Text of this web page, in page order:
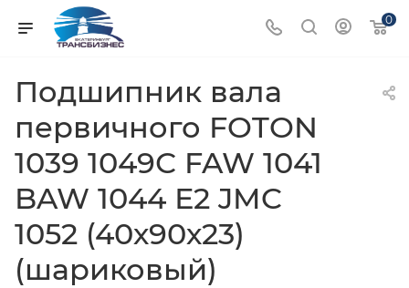
0
Подшипник вала
первичного FOTON
1039 1049С FAW 1041
BAW 1044 Е2 JMC
1052 (40х90х23)
(шариковый)